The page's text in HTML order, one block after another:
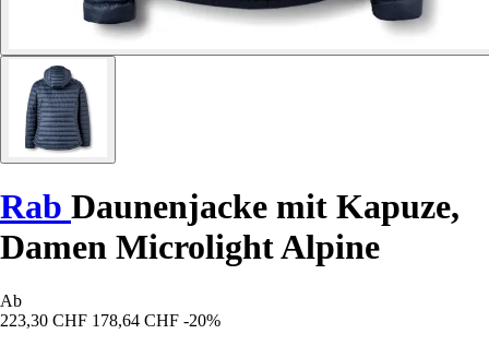
Rab Daunenjacke mit Kapuze,
Damen Microlight Alpine
Ab
223,30 CHF 178,64 CHF -20%